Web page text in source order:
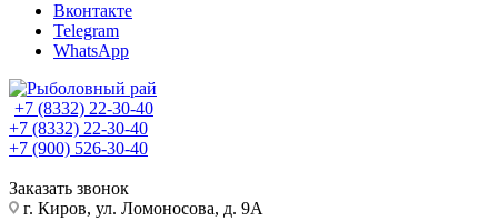
Вконтакте
Telegram
WhatsApp
+7 (8332) 22-30-40
+7 (8332) 22-30-40
+7 (900) 526-30-40
Заказать звонок
г. Киров, ул. Ломоносова, д. 9А